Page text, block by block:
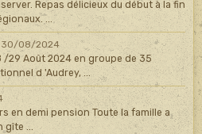
Repas délicieux du début à la fin
...
30/08/2024
/29 Août 2024 en groupe de 35
d 'Audrey, ...
en demi pension Toute la famille a
gîte ...